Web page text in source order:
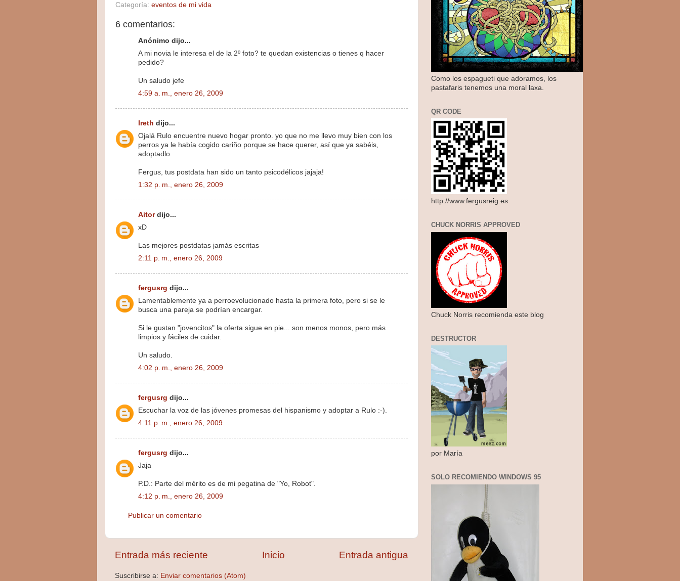
Categoría: eventos de mi vida
6 comentarios:
Anónimo dijo...
A mi novia le interesa el de la 2º foto? te quedan existencias o tienes q hacer
pedido?
Un saludo jefe
4:59 a. m., enero 26, 2009
Ireth dijo...
Ojalá Rulo encuentre nuevo hogar pronto. yo que no me llevo muy bien con los
perros ya le había cogido cariño porque se hace querer, así que ya sabéis,
adoptadlo.
Fergus, tus postdata han sido un tanto psicodélicos jajaja!
1:32 p. m., enero 26, 2009
Aitordijo...
xD
Las mejores postdatas jamás escritas
2:11 p. m., enero 26, 2009
fergusrg dijo...
Lamentablemente ya a perroevolucionado hasta la primera foto, pero si se le
busca una pareja se podrían encargar.
Si le gustan "jovencitos" la oferta sigue en pie... son menos monos, pero más
limpios y fáciles de cuidar.
Un saludo.
4:02 p. m., enero 26, 2009
fergusrg dijo...
Escuchar la voz de las jóvenes promesas del hispanismo y adoptar a Rulo :-).
4:11 p. m., enero 26, 2009
fergusrg dijo...
Jaja
P.D.: Parte del mérito es de mi pegatina de "Yo, Robot".
4:12 p. m., enero 26, 2009
Publicar un comentario
Entrada más reciente Entrada antigua
Inicio
Suscribirse a: Enviar comentarios (Atom)
Como los espagueti que adoramos, los
pastafaris tenemos una moral laxa.
QR CODE
http://www.fergusreig.es
CHUCK NORRIS APPROVED
Chuck Norris recomienda este blog
DESTRUCTOR
por María
SOLO RECOMIENDO WINDOWS 95